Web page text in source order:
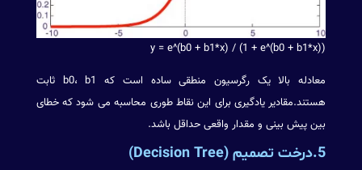
y = e^(b0 + b1*x) / (1 + e^(b0 + b1*x))
معادله بالا یک رگرسیون منطقی ساده است که b0، b1 ثابت
هستند.مقادیر یادگیری برای این نقاط طوری محاسبه می شود که خطای
بین پیش بینی و مقدار واقعی حداقل باشد.
5.درخت تصمیم (Decision Tree)